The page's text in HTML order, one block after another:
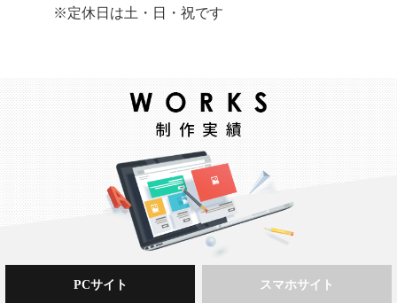
※定休日は土・日・祝です
PCサイト スマホサイト